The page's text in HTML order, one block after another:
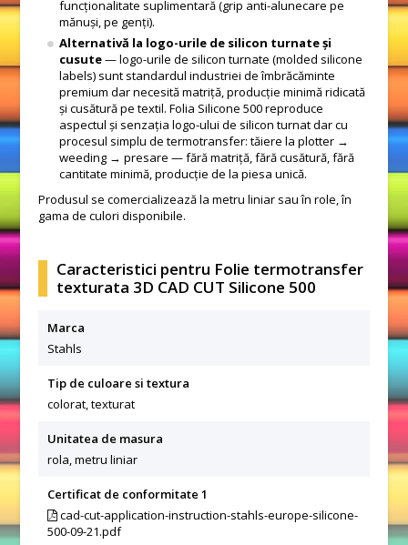
funcționalitate suplimentară (grip anti-alunecare pe
mănuși, pe genți).
Alternativă la logo-urile de silicon turnate și
cusute— logo-urile de silicon turnate (molded silicone
labels) sunt standardul industriei de îmbrăcăminte
premium dar necesită matriță, producție minimă ridicată
și cusătură pe textil. Folia Silicone 500 reproduce
aspectul și senzația logo-ului de silicon turnat dar cu
procesul simplu de termotransfer: tăiere la plotter →
weeding → presare — fără matriță, fără cusătură, fără
cantitate minimă, producție de la piesa unică.
Produsul se comercializează la metru liniar sau în role, în
gama de culori disponibile.
Caracteristici pentru Folie termotransfer
texturata 3D CAD CUT Silicone 500
Marca
Stahls
Tip de culoare si textura
colorat, texturat
Unitatea de masura
rola, metru liniar
Certificat de conformitate 1
cad-cut-application-instruction-stahls-europe-silicone-
500-09-21.pdf